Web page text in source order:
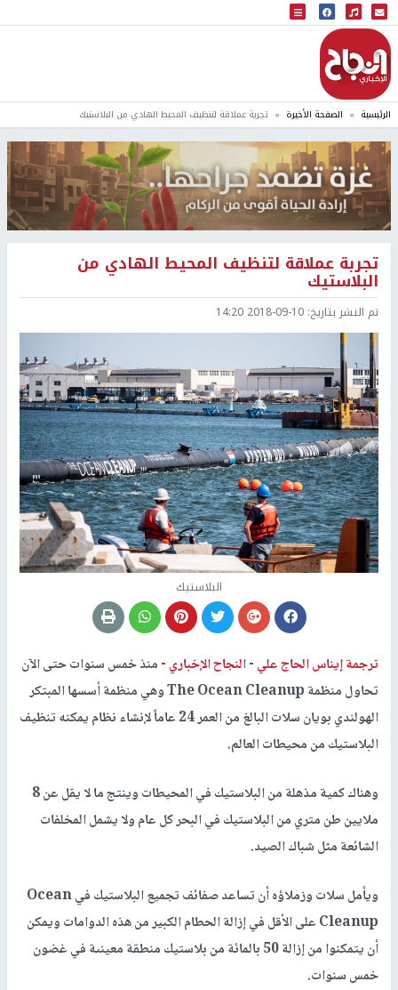
البث المباشر
إذاعة النجاح
الرئيسية الصفحة الأخيرة تجربة عملاقة لتنظيف المحيط الهادي من البلاستيك
تجربة عملاقة لتنظيف المحيط الهادي من
البلاستيك
تم النشر بتاريخ: 2018-09-10 14:20
البلاستيك
ترجمة إيناس الحاج علي-النجاح الإخباري -منذ خمس سنوات حتى الآن
تحاول منظمة The Ocean Cleanup وهي منظمة أسسها المبتكر
الهولندي بويان سلات البالغ من العمر 24 عاماً لإنشاء نظام يمكنه تنظيف
البلاستيك من محيطات العالم.
وهناك كمية مذهلة من البلاستيك في المحيطات وينتج ما لا يقل عن 8
ملايين طن متري من البلاستيك في البحر كل عام ولا يشمل المخلفات
الشائعة مثل شباك الصيد.
ويأمل سلات وزملاؤه أن تساعد صفائف تجميع البلاستيك في Ocean
Cleanup على الأقل في إزالة الحطام الكبير من هذه الدوامات ويمكن
أن يتمكنوا من إزالة 50 بالمائة من بلاستيك منطقة معينىة في غضون
خمس سنوات.